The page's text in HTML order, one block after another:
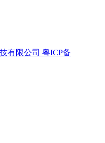
有限公司 粤ICP备